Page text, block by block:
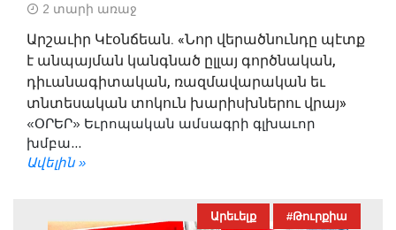
2 տարի առաջ
Արշաւիր Կէօնճեան. «Նոր վերածնունդը պէտք
է անպայման կանգնած ըլլայ գործնական,
դիւանագիտական, ռազմավարական եւ
տնտեսական տոկուն խարիսխներու վրայ»
«ՕՐԵՐ» Եւրոպական ամսագրի գլխաւոր
խմբա...
Ավելին »
Արեւելք #Թուրքիա